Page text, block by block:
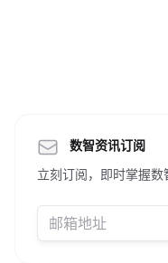
数智资讯订阅
立刻订阅，即时掌握数